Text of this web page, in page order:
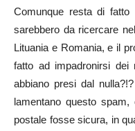
Comunque resta di
sarebbero da ricercare
Lituania e Romania, e il
fatto ad impadronirsi
abbiano presi dal
lamentano questo
postale fosse sicura, in